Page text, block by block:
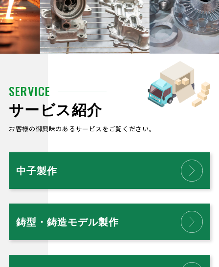
SERVICE
サービス紹介
お客様の御興味のあるサービスをご覧ください。
中子製作
鋳型・鋳造モデル製作